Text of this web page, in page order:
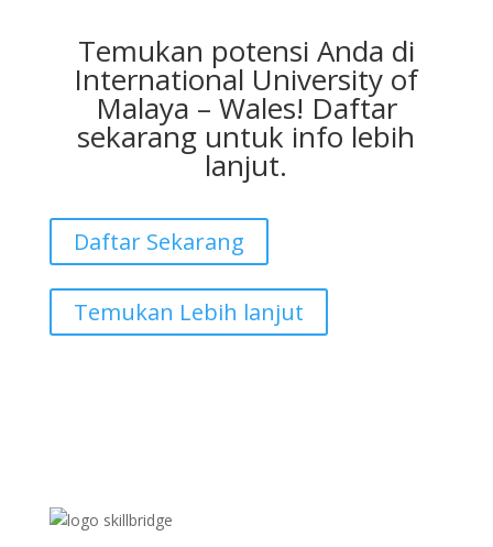
Temukan potensi Anda di
International University of
Malaya – Wales! Daftar
sekarang untuk info lebih
lanjut.
Daftar Sekarang
Temukan Lebih lanjut